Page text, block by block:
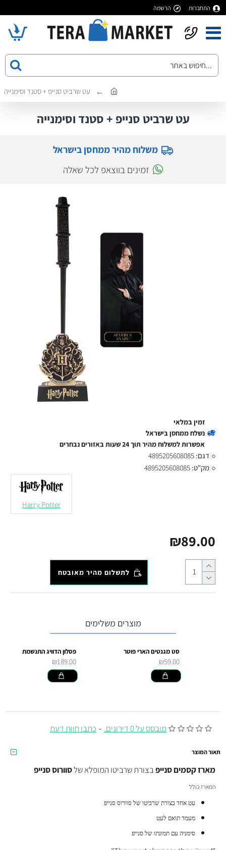
התחברות הרשמה
עט שרביט סנייפ + סטנד וסימנייה
עט שרביט סנייפ + סטנד וסימנייה
משלוח מהיר ממחסן בישראל
זמינים בווצאפ לכל שאלה
מובסס על 0 דירוגים. - כתבו חוות דעת
₪89.00
זמין במלאי
נשלח ממחסן בישראל
אפשרות למשלוח מהיר תוך 24 שעות באזורים נבחרים
דגם: 4895205608085
מק"ט: 4895205608085
Harry Potter
לתשלום מהיר מאובטח
מוצרים משלימים
סט מגנטים הארי פוטר
₪59.00
פסלון הדוויג התנשמת
₪189.00
תאור המוצר
מארז קסמים סנייפבצורת שרביטו המופלא שלסוורוס סנייפ
המארז כולל
עט אחד בצורת שרביטו של סוורוס סנייפ
מעמד תואם לעט
סימניה עם תמונתו של סנייפ